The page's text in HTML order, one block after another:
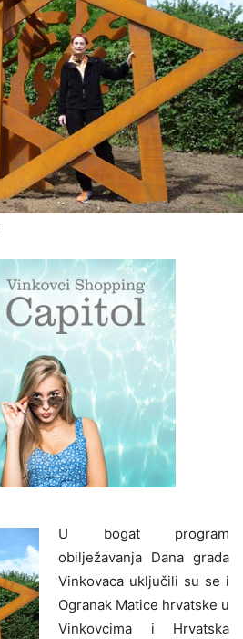
U bogat program
obilježavanja Dana grada
Vinkovaca uključili su se i
Ogranak Matice hrvatske u
Vinkovcima i Hrvatska